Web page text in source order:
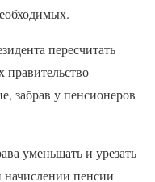
пересчитать
забрав у пенсионеров
уменьшать и урезать
пенсии